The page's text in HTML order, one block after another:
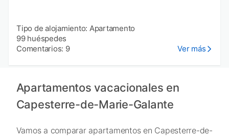
Tipo de alojamiento: Apartamento
99 huéspedes
Comentarios: 9
Ver más
Apartamentos vacacionales en
Capesterre-de-Marie-Galante
Vamos a comparar apartamentos en Capesterre-de-